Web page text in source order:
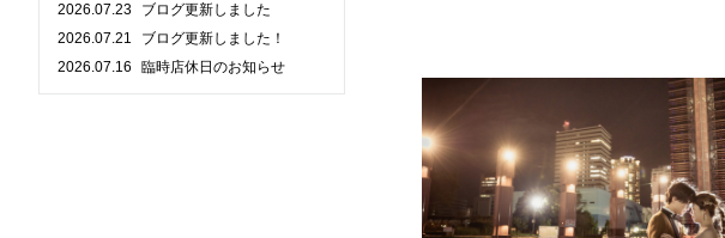
2026.07.23
ブログ更新しました
2026.07.21
ブログ更新しました！
2026.07.16
臨時店休日のお知らせ